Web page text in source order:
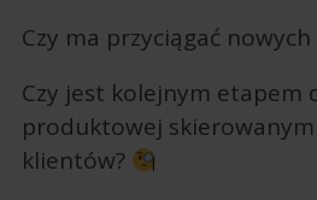
Czy ma przyciągać
Czy jest kolejnym etapem
produktowej skierowanym
klientów?